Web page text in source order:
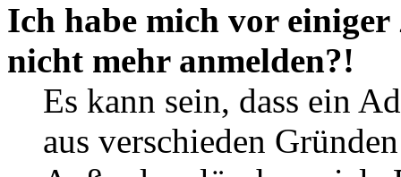
Ich habe mich vor
nicht mehr anmelden?!
Es kann sein, dass ein
aus verschieden